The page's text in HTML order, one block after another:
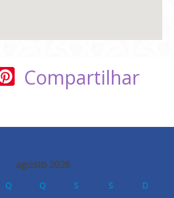
Pinterest
Compartilhar
agosto 2026
Q Q S S D